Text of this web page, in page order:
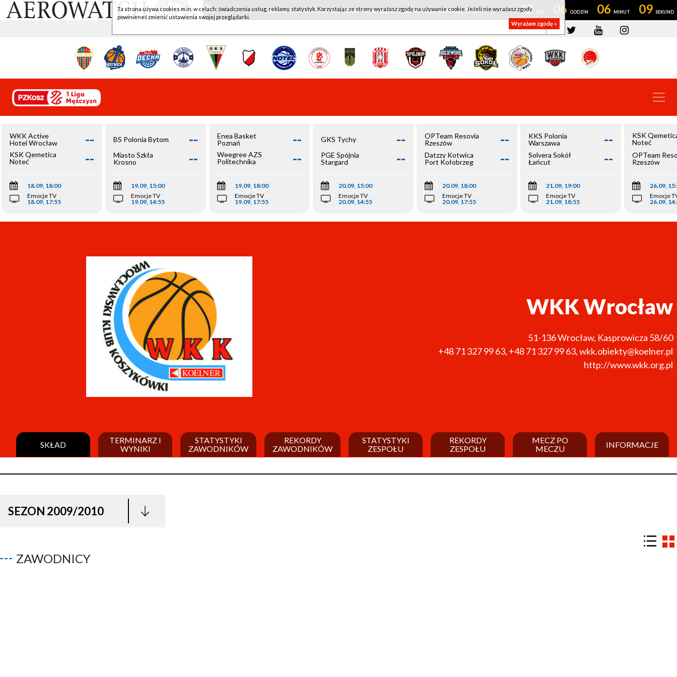
WKK ACTIVE HOTEL WROCŁAW - KSK QEMETICA NOTEĆ INOWROCŁAW 42 06 06 09
WKK Active
Hotel Wrocław
--
KSK Qemetica
Noteć
Inowrocław
--
18.09, 18:00
Emocje TV
18.09, 17:55
BS Polonia Bytom --
Miasto Szkła
Krosno
--
19.09, 15:00
Emocje TV
19.09, 14:55
Enea Basket
Poznań
--
Weegree AZS
Politechnika
--
19.09, 18:00
Emocje TV
19.09, 17:55
GKS Tychy --
PGE Spójnia
Stargard
--
20.09, 15:00
Emocje TV
20.09, 14:55
OPTeam Resovia
Rzeszów
--
Datzzy Kotwica
Port Kołobrzeg
--
20.09, 18:00
Emocje TV
20.09, 17:55
KKS Polonia
Warszawa
--
Solvera Sokół
Łańcut
--
21.09, 19:00
Emocje TV
21.09, 18:55
KSK
Noteć
Inowrocław
OPTeam
Rzeszów
26.09,
Emocje
26.09,
WKK Wrocław
51-136Wrocław, Kasprowicza 58/60
+48 71 327 99 63, +48 71 327 99 63,wkk.obiekty@koelner.pl
http://www.wkk.org.pl
SKŁAD
TERMINARZ I
WYNIKI
STATYSTYKI
ZAWODNIKÓW
REKORDY
ZAWODNIKÓW
STATYSTYKI
ZESPOŁU
REKORDY
ZESPOŁU
MECZ PO
MECZU
INFORMACJE
SEZON 2009/2010
ZAWODNICY
Ta strona używa cookies m.in. w celach: świadczenia usług, reklamy, statystyk. Korzystając ze strony wyrażasz zgodę na używanie cookie. Jeżeli nie wyrażasz zgody
powinieneś zmienić ustawienia swojej przeglądarki.
Wyrażam zgodę »